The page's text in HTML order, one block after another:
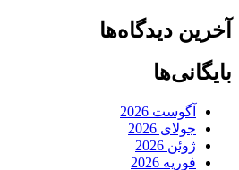
آخرین دیدگاه‌ها
بایگانی‌ها
آگوست 2026
جولای 2026
ژوئن 2026
فوریه 2026